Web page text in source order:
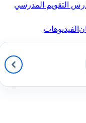
التقويم المدرسي
الفيديوهات